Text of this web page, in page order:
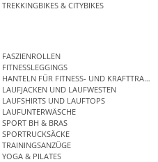
TREKKINGBIKES & CITYBIKES
FASZIENROLLEN
FITNESSLEGGINGS
HANTELN FÜR FITNESS- UND
LAUFJACKEN UND LAUFWESTEN
LAUFSHIRTS UND LAUFTOPS
LAUFUNTERWÄSCHE
SPORT BH & BRAS
SPORTRUCKSÄCKE
TRAININGSANZÜGE
YOGA & PILATES